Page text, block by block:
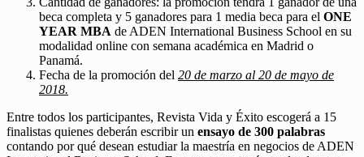
beca completa y 5 ganadores para 1 media beca para el ONE
YEAR MBA de ADEN International Business School en su
modalidad online con semana académica en Madrid o
Panamá.
Fecha de la promoción del 20 de marzo al 20 de mayo de
2018.
Entre todos los participantes, Revista Vida y Éxito escogerá a 15
finalistas quienes deberán escribir un ensayo de 300 palabras
contando por qué desean estudiar la maestría en negocios de ADEN